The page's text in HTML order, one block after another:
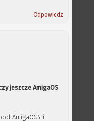
Odpowiedz
jeszcze AmigaOS
AmigaOS4 i